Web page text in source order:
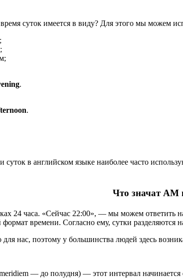
суток имеется в виду? Для этого мы можем
.
.
суток в английском языке наиболее часто
Что значат AM
24 часа. «Сейчас 22:00», — мы можем ответить
формат времени. Согласно ему, сутки разделяются
нас, поэтому у большинства людей здесь
— до полудня) — этот интервал